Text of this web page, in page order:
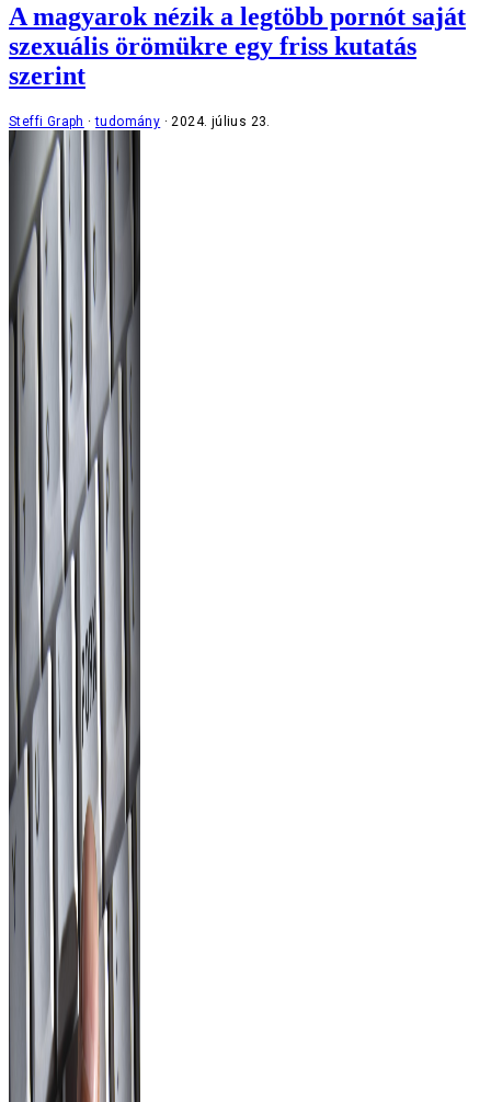
A magyarok nézik a legtöbb pornót saját
szexuális örömükre egy friss kutatás
szerint
Steffi Graph tudomány 2024. július 23.